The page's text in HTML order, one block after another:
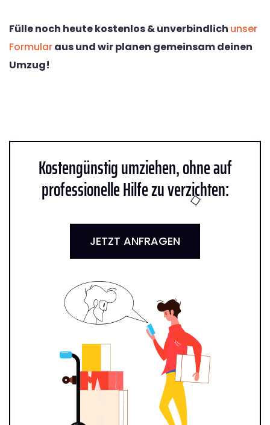
Fülle noch heute kostenlos & unverbindlich unser
Formularaus und wir planen gemeinsam deinen
Umzug!
Kostengünstig umziehen, ohne auf
professionelle Hilfe zu verzichten:
JETZT ANFRAGEN